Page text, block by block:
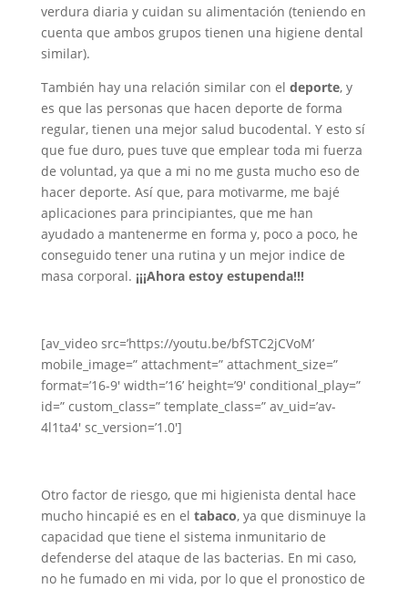
verdura diaria y cuidan su alimentación (teniendo en
cuenta que ambos grupos tienen una higiene dental
similar).
También hay una relación similar con el deporte, y
es que las personas que hacen deporte de forma
regular, tienen una mejor salud bucodental. Y esto sí
que fue duro, pues tuve que emplear toda mi fuerza
de voluntad, ya que a mi no me gusta mucho eso de
hacer deporte. Así que, para motivarme, me bajé
aplicaciones para principiantes, que me han
ayudado a mantenerme en forma y, poco a poco, he
conseguido tener una rutina y un mejor indice de
masa corporal. ¡¡¡Ahora estoy estupenda!!!
[av_video src=’https://youtu.be/bfSTC2jCVoM’
mobile_image=” attachment=” attachment_size=”
format=’16-9′ width=’16’ height=’9′ conditional_play=”
id=” custom_class=” template_class=” av_uid=’av-
4l1ta4′ sc_version=’1.0′]
Otro factor de riesgo, que mi higienista dental hace
mucho hincapié es en el tabaco, ya que disminuye la
capacidad que tiene el sistema inmunitario de
defenderse del ataque de las bacterias. En mi caso,
no he fumado en mi vida, por lo que el pronostico de